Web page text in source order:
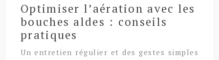
Optimiser l’aération avec les
bouches aldes : conseils
pratiques
Un entretien régulier et des gestes simples